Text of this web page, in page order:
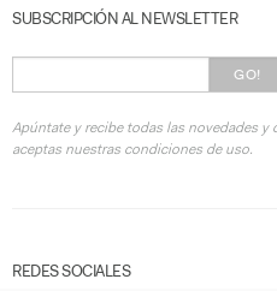
SUBSCRIPCIÓN AL NEWSLETTER
GO!
Apúntate y recibe todas las novedades
aceptas nuestras condiciones de uso.
REDES SOCIALES